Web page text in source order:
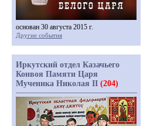
основан 30 августа 2015 г.
Другие события
Иркутский отдел Казачьего
Конвоя Памяти Царя
Мученика Николая II (204)